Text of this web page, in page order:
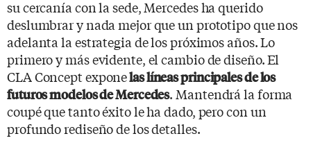
su cercanía con la sede, Mercedes ha querido
deslumbrar y nada mejor que un prototipo que nos
adelanta la estrategia de los próximos años. Lo
primero y más evidente, el cambio de diseño.El
CLA Concept exponelas líneas principales de los
futuros modelos de Mercedes. Mantendrá la forma
coupé que tanto éxito le ha dado, pero con un
profundo rediseño de los detalles.